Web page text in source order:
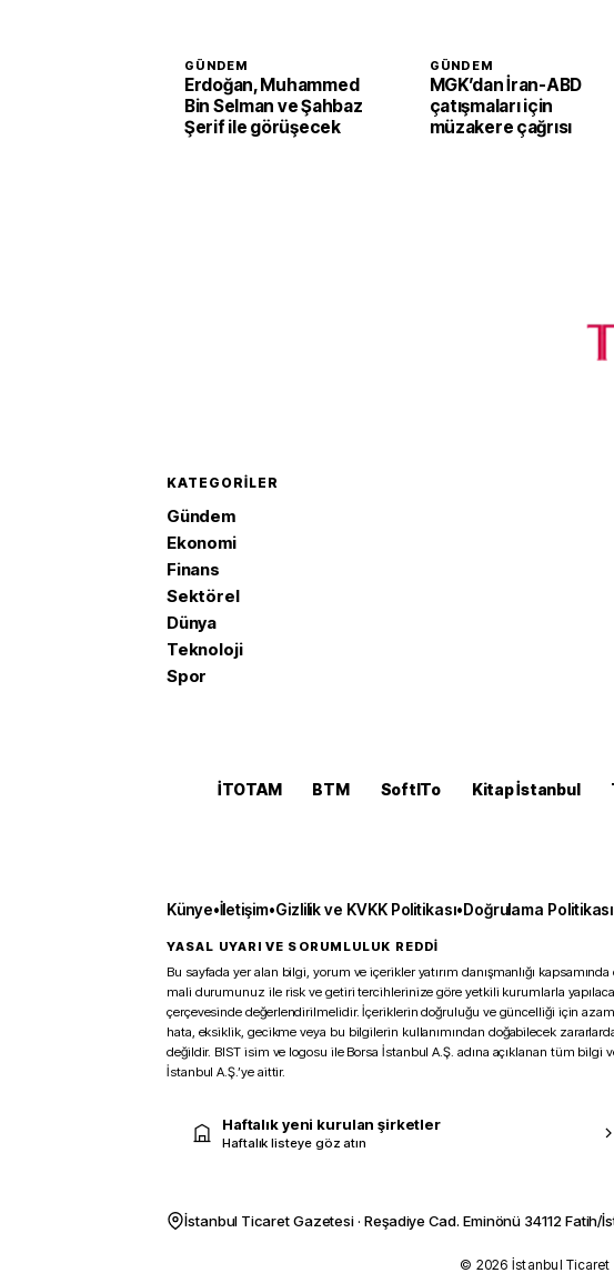
GÜNDEM
Erdoğan, Muhammed
Bin Selman ve Şahbaz
Şerif ile görüşecek
GÜNDEM
MGK’dan İran-ABD
çatışmaları için
müzakere çağrısı
KATEGORILER
Gündem
Ekonomi
Finans
Sektörel
Dünya
Teknoloji
Spor
İTOTAM BTM SoftITo Kitap İstanbul
Künye•İletişim•Gizlilik ve KVKK Politikası•Doğrulama Politikası
YASAL UYARI VE SORUMLULUK REDDİ
Bu sayfada yer alan bilgi, yorum ve içerikler yatırım danışmanlığı kapsamında
mali durumunuz ile risk ve getiri tercihlerinize göre yetkili kurumlarla
çerçevesinde değerlendirilmelidir. İçeriklerin doğruluğu ve güncelliği için
hata, eksiklik, gecikme veya bu bilgilerin kullanımından doğabilecek
değildir. BIST isim ve logosu ile Borsa İstanbul A.Ş. adına açıklanan tüm bilgi
İstanbul A.Ş.’ye aittir.
Haftalık yeni kurulan şirketler
Haftalık listeye göz atın
İstanbul Ticaret Gazetesi · Reşadiye Cad. Eminönü 34112 Fatih/
© 2026 İstanbul Ticaret